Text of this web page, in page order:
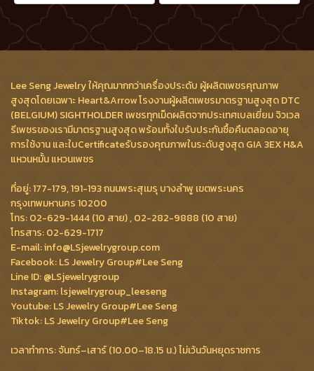
Lee Seng Jewelry ให้คุณมากกว่าเครื่องประดับ ผู้ผลิตเพชรคุณภาพ
สูงสุดโดยเฉพาะ Heart&Arrow โรงงานผู้ผลิตเพชรมาตรฐานสูงสุด DTC
(BELGIUM) SIGHTHOLDER เพชรทุกเม็ดผลิตจากประเทศเบลเยี่ยม จิวเวล
รีเพชรของเรามีมาตรฐานสูงสุด พร้อมทั้งใบรับประกันซื้อคืนตลอดอายุ
การใช้งาน และใบCertificateรับรองคุณภาพในระดับสูงสุด GIA 3EX H&A
แหวนหมั้น แหวนเพชร
ที่อยู่: 177-179, 191-193 ถนนพระสุเมรุ บางลำพู เขตพระนคร
กรุงเทพมหานคร 10200
โทร: 02-629-1444 (10 สาย) , 02-282-9888 (10 สาย)
โทรสาร: 02-629-1717
E-mail: info@LSjewelrygroup.com
Facebook: LS Jewelry Group#Lee Seng
Line ID: @LSjewelrygroup
Instagram: lsjewelrygroup_leeseng
Youtube: LS Jewelry Group#Lee Seng
Tiktok: LS Jewelry Group#Lee Seng
เวลาทำการ: จันทร์–เสาร์ (10.00–18.15 น.) ไม่เว้นวันหยุดราชการ